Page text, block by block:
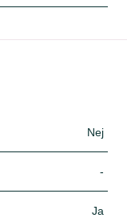
Nej
-
Ja